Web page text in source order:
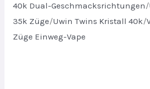
40k Dual-Geschmacksrichtungen/
35k Züge/Uwin Twins Kristall 40k/
Züge Einweg-Vape